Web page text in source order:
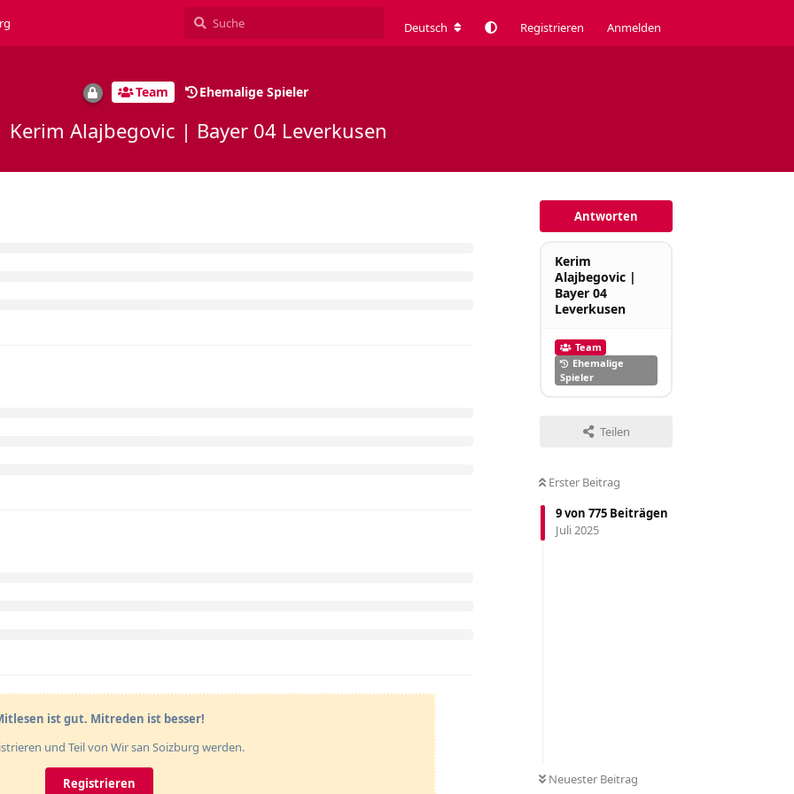
Deutsch Registrieren Anmelden
Team Ehemalige Spieler
Kerim Alajbegovic | Bayer 04 Leverkusen
Antworten
Kerim
Alajbegovic |
Bayer 04
Leverkusen
Team
Ehemalige
Spieler
Teilen
Erster Beitrag
9von 775 Beiträgen
Juli 2025
Neuester Beitrag
ist gut. Mitreden ist besser!
und Teil von Wir san Soizburg werden.
Registrieren